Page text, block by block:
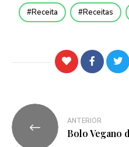
Receita Receitas
ANTERIOR
Bolo Vegano